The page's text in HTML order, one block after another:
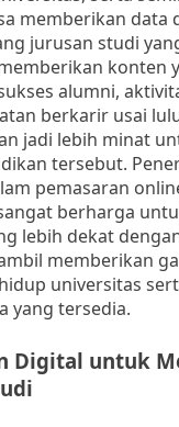
memberikan data
jurusan studi
konten
alumni,
berkarir usai
jadi lebih minat
tersebut.
pemasaran
berharga
lebih dekat
memberikan
universitas
yang tersedia.
Digital untuk